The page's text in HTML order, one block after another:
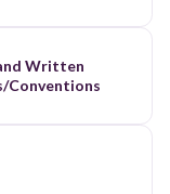
Written
Conventions